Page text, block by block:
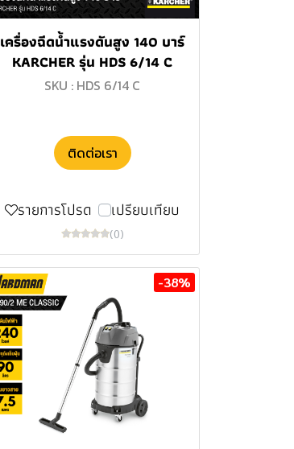
เครื่องฉีดน้ำแรงดันสูง 140 บาร์
KARCHER รุ่น HDS 6/14 C
SKU : HDS 6/14 C
ติดต่อเรา
รายการโปรด เปรียบเทียบ
(0)
-38%